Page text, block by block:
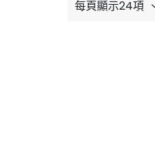
每頁顯示24項